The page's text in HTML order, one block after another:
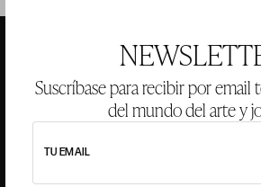
Suscríbase para recibir por email
del mundo del arte y
TU EMAIL
ANSORENA
HISTORIA